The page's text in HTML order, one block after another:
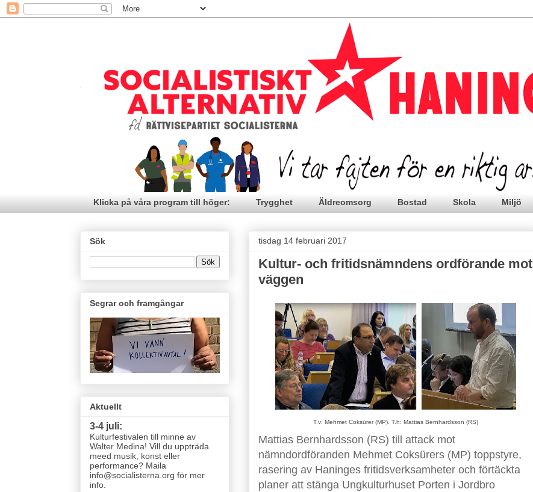
Klicka på våra program till höger: Trygghet Äldreomsorg Bostad Skola Miljö
tisdag 14 februari 2017
Kultur- och fritidsnämndens ordförande mot
väggen
T.v: Mehmet Coksürer (MP). T.h: Mattias Bernhardsson (RS)
Mattias Bernhardsson (RS) till attack mot
nämndordföranden Mehmet Coksürers (MP) toppstyre,
rasering av Haninges fritidsverksamheter och förtäckta
planer att stänga Ungkulturhuset Porten i Jordbro
Sök
Segrar och framgångar
Aktuellt
3-4 juli:
Kulturfestivalen till minne av
Walter Medina! Vill du uppträda
meed musik, konst eller
performance? Maila
info@socialisterna.org för mer
info.